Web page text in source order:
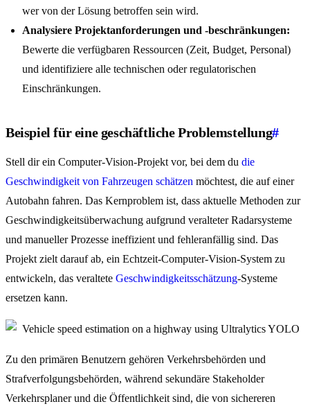
wer von der Lösung betroffen sein wird.
Analysiere Projektanforderungen und -beschränkungen:
Bewerte die verfügbaren Ressourcen (Zeit, Budget, Personal)
und identifiziere alle technischen oder regulatorischen
Einschränkungen.
Beispiel für eine geschäftliche Problemstellung#
Stell dir ein Computer-Vision-Projekt vor, bei dem du die
Geschwindigkeit von Fahrzeugen schätzen möchtest, die auf einer
Autobahn fahren. Das Kernproblem ist, dass aktuelle Methoden zur
Geschwindigkeitsüberwachung aufgrund veralteter Radarsysteme
und manueller Prozesse ineffizient und fehleranfällig sind. Das
Projekt zielt darauf ab, ein Echtzeit-Computer-Vision-System zu
entwickeln, das veraltete Geschwindigkeitsschätzung-Systeme
ersetzen kann.
Zu den primären Benutzern gehören Verkehrsbehörden und
Strafverfolgungsbehörden, während sekundäre Stakeholder
Verkehrsplaner und die Öffentlichkeit sind, die von sichereren